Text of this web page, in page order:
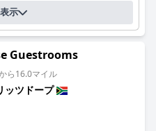
示
Guestrooms
ら16.0マイル
ッツドープ